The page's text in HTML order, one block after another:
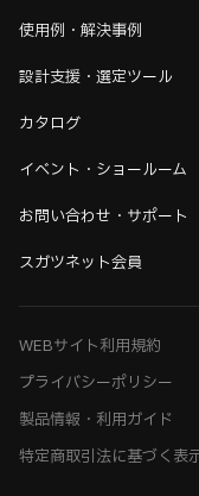
使用例・解決事例
設計支援・選定ツール
カタログ
イベント・ショールーム
お問い合わせ・サポート
スガツネット会員
WEBサイト利用規約
プライバシーポリシー
製品情報・利用ガイド
特定商取引法に基づく表